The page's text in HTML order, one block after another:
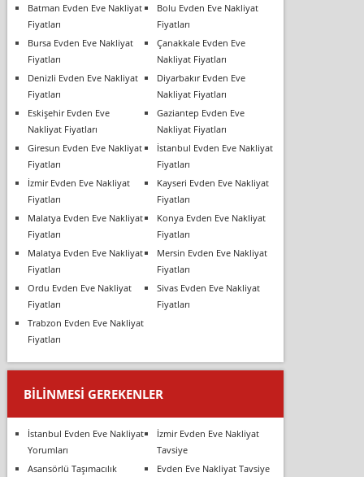
Batman Evden Eve Nakliyat
Fiyatları
Bolu Evden Eve Nakliyat
Fiyatları
Bursa Evden Eve Nakliyat
Fiyatları
Çanakkale Evden Eve
Nakliyat Fiyatları
Denizli Evden Eve Nakliyat
Fiyatları
Diyarbakır Evden Eve
Nakliyat Fiyatları
Eskişehir Evden Eve
Nakliyat Fiyatları
Gaziantep Evden Eve
Nakliyat Fiyatları
Giresun Evden Eve Nakliyat
Fiyatları
İstanbul Evden Eve Nakliyat
Fiyatları
İzmir Evden Eve Nakliyat
Fiyatları
Kayseri Evden Eve Nakliyat
Fiyatları
Malatya Evden Eve Nakliyat
Fiyatları
Konya Evden Eve Nakliyat
Fiyatları
Malatya Evden Eve Nakliyat
Fiyatları
Mersin Evden Eve Nakliyat
Fiyatları
Ordu Evden Eve Nakliyat
Fiyatları
Sivas Evden Eve Nakliyat
Fiyatları
Trabzon Evden Eve Nakliyat
Fiyatları
BILINMESI GEREKENLER
İstanbul Evden Eve Nakliyat
Yorumları
İzmir Evden Eve Nakliyat
Tavsiye
Asansörlü Taşımacılık
Evden Eve Nakliyat Tavsiye